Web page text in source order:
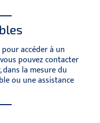
accéder à un
pouvez contacter
dans la mesure du
ou une assistance